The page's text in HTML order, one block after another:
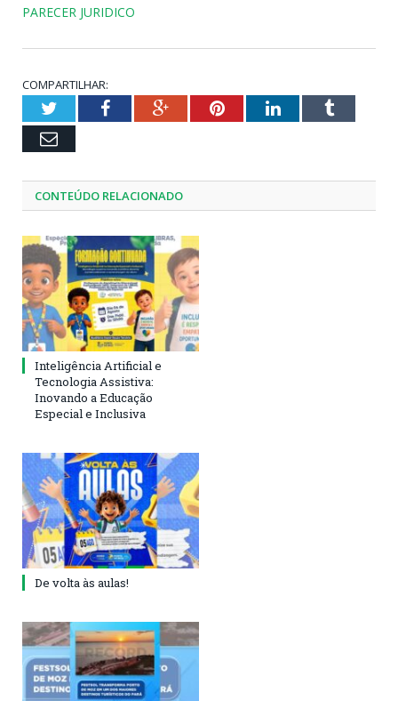
PARECER JURIDICO
COMPARTILHAR:
TwitterFacebookGoogle+PinterestLinkedInTumblr
Email
CONTEÚDO RELACIONADO
Inteligência Artificial e
Tecnologia Assistiva:
Inovando a Educação
Especial e Inclusiva
De volta às aulas!